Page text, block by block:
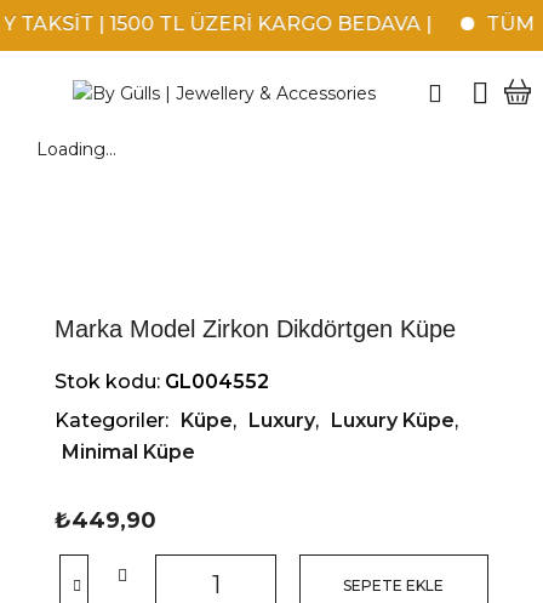
| 1500 TL ÜZERİ KARGO BEDAVA | TÜM
Loading...
Marka Model Zirkon Dikdörtgen Küpe
Stok kodu: GL004552
Kategoriler: Küpe, Luxury, Luxury Küpe,
Minimal Küpe
₺449,90
SEPETE EKLE